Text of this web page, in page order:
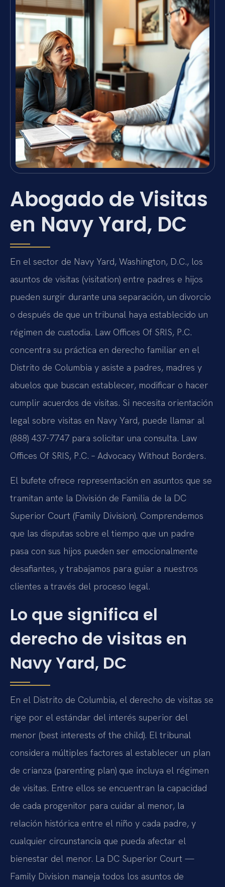
Abogado de Visitas
en Navy Yard, DC
En el sector de Navy Yard, Washington, D.C., los
asuntos de visitas (visitation) entre padres e hijos
pueden surgir durante una separación, un divorcio
o después de que un tribunal haya establecido un
régimen de custodia. Law Offices Of SRIS, P.C.
concentra su práctica en derecho familiar en el
Distrito de Columbia y asiste a padres, madres y
abuelos que buscan establecer, modificar o hacer
cumplir acuerdos de visitas. Si necesita orientación
legal sobre visitas en Navy Yard, puede llamar al
(888) 437-7747 para solicitar una consulta. Law
Offices Of SRIS, P.C. – Advocacy Without Borders.
El bufete ofrece representación en asuntos que se
tramitan ante la División de Familia de la DC
Superior Court (Family Division). Comprendemos
que las disputas sobre el tiempo que un padre
pasa con sus hijos pueden ser emocionalmente
desafiantes, y trabajamos para guiar a nuestros
clientes a través del proceso legal.
Lo que significa el
derecho de visitas en
Navy Yard, DC
En el Distrito de Columbia, el derecho de visitas se
rige por el estándar del interés superior del
menor (best interests of the child). El tribunal
considera múltiples factores al establecer un plan
de crianza (parenting plan) que incluya el régimen
de visitas. Entre ellos se encuentran la capacidad
de cada progenitor para cuidar al menor, la
relación histórica entre el niño y cada padre, y
cualquier circunstancia que pueda afectar el
bienestar del menor. La DC Superior Court —
Family Division maneja todos los asuntos de